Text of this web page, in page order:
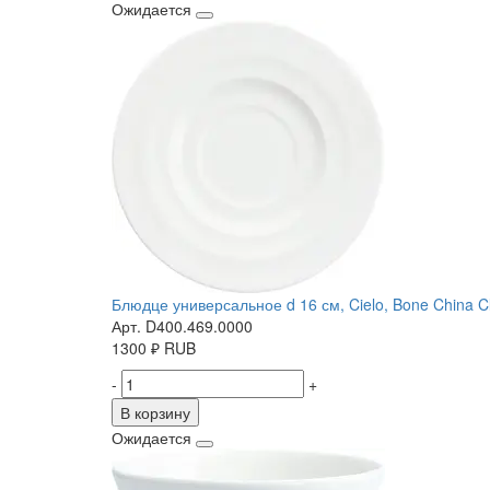
Ожидается
Блюдце универсальное d 16 см, Cielo, Bone China
Арт. D400.469.0000
1300 ₽ RUB
-
+
В корзину
Ожидается